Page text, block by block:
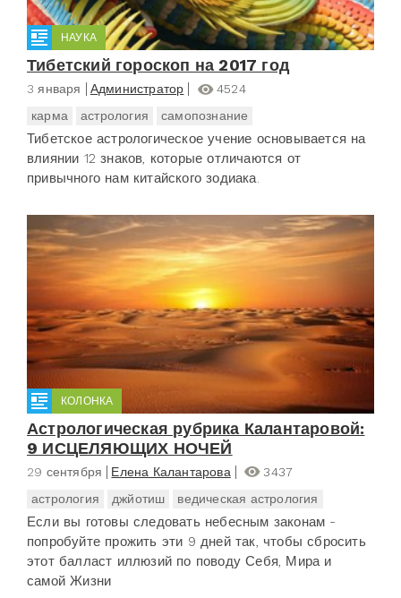
НАУКА
Тибетский гороскоп на 2017 год
3 января Администратор
4524
карма
астрология самопознание
Тибетское астрологическое учение основывается на
влиянии 12 знаков, которые отличаются от
привычного нам китайского зодиака.
КОЛОНКА
Астрологическая рубрика Калантаровой:
9 ИСЦЕЛЯЮЩИХ НОЧЕЙ
29 сентября Елена Калантарова
3437
астрология
джйотиш ведическая астрология
Если вы готовы следовать небесным законам -
попробуйте прожить эти 9 дней так, чтобы сбросить
этот балласт иллюзий по поводу Себя, Мира и
самой Жизни